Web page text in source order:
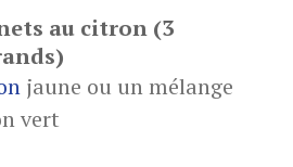
au citron (3
jaune ou un mélange
vert